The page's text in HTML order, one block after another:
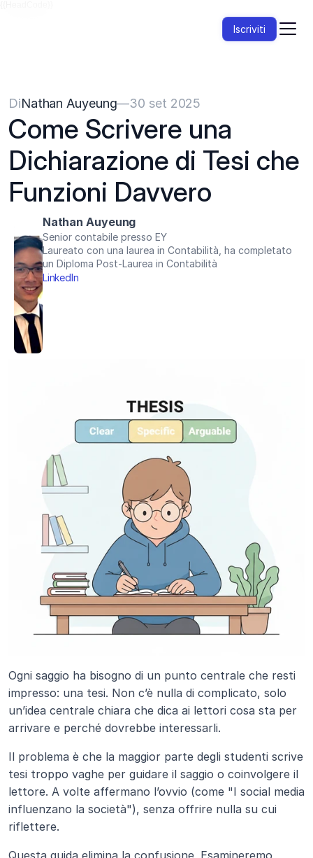
Iscriviti
DiNathan Auyeung—30 set 2025
Come Scrivere una
Dichiarazione di Tesi che
Funzioni Davvero
Nathan Auyeung
Senior contabile presso EY
Laureato con una laurea in Contabilità, ha completato
un Diploma Post-Laurea in Contabilità
LinkedIn
Ogni saggio ha bisogno di un punto centrale che resti
impresso: una tesi. Non c’è nulla di complicato, solo
un’idea centrale chiara che dica ai lettori cosa sta per
arrivare e perché dovrebbe interessarli.
Il problema è che la maggior parte degli studenti scrive
tesi troppo vaghe per guidare il saggio o coinvolgere il
lettore. A volte affermano l’ovvio (come "I social media
influenzano la società"), senza offrire nulla su cui
riflettere.